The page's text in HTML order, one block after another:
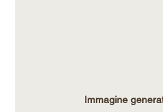
Immagine